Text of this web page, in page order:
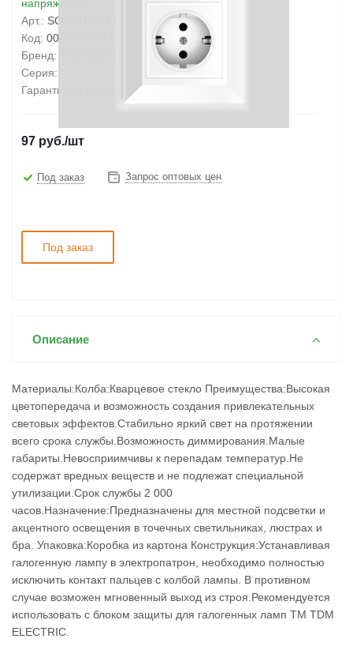
напряжения
Арт.: SQ0341-0057
Код: 00-00336073
Бренд:
Серия:
Гарантия:
97 руб./шт
Под заказ Запрос оптовых цен
Под заказ
Описание
Материалы:Колба:Кварцевое стекло Преимущества:Высокая
цветопередача и возможность создания привлекательных
световых эффектов.Стабильно яркий свет на протяжении
всего срока службы.Возможность диммирования.Малые
габариты.Невосприимчивы к перепадам температур.Не
содержат вредных веществ и не подлежат специальной
утилизации.Срок службы 2 000
часов.Назначение:Предназначены для местной подсветки и
акцентного освещения в точечных светильниках, люстрах и
бра. Упаковка:Коробка из картона Конструкция:Устанавливая
галогенную лампу в электропатрон, необходимо полностью
исключить контакт пальцев с колбой лампы. В противном
случае возможен мгновенный выход из строя.Рекомендуется
использовать с блоком защиты для галогенных ламп TM TDM
ELECTRIC.